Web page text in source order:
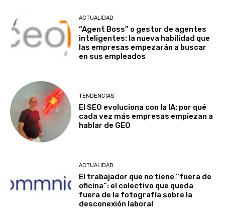
ACTUALIDAD
“Agent Boss” o gestor de agentes
inteligentes: la nueva habilidad que
las empresas empezarán a buscar
en sus empleados
TENDENCIAS
El SEO evoluciona con la IA: por qué
cada vez más empresas empiezan a
hablar de GEO
ACTUALIDAD
El trabajador que no tiene “fuera de
oficina”: el colectivo que queda
fuera de la fotografía sobre la
desconexión laboral